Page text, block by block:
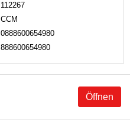
112267
CCM
0888600654980
888600654980
Öffnen